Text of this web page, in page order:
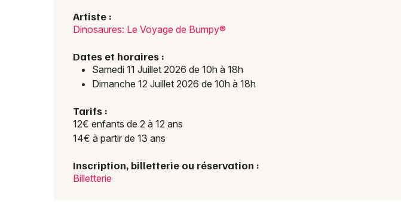
Artiste :
Dinosaures: Le Voyage de Bumpy®
Dates et horaires :
Samedi 11 Juillet 2026 de 10h à 18h
Dimanche 12 Juillet 2026 de 10h à 18h
Tarifs :
12€ enfants de 2 à 12 ans
14€ à partir de 13 ans
Inscription, billetterie ou réservation :
Billetterie